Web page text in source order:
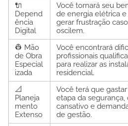
🔌
Depend
ência
Digital
Você tornará seu
de energia elétrica
gerar frustração
oscilem.
👷 Mão
de Obra
Especial
izada
Você encontrará
profissionais
para realizar as
residencial.
📐
Planeja
mento
Extenso
Você terá que
etapa da
cansativo e
de gestão.